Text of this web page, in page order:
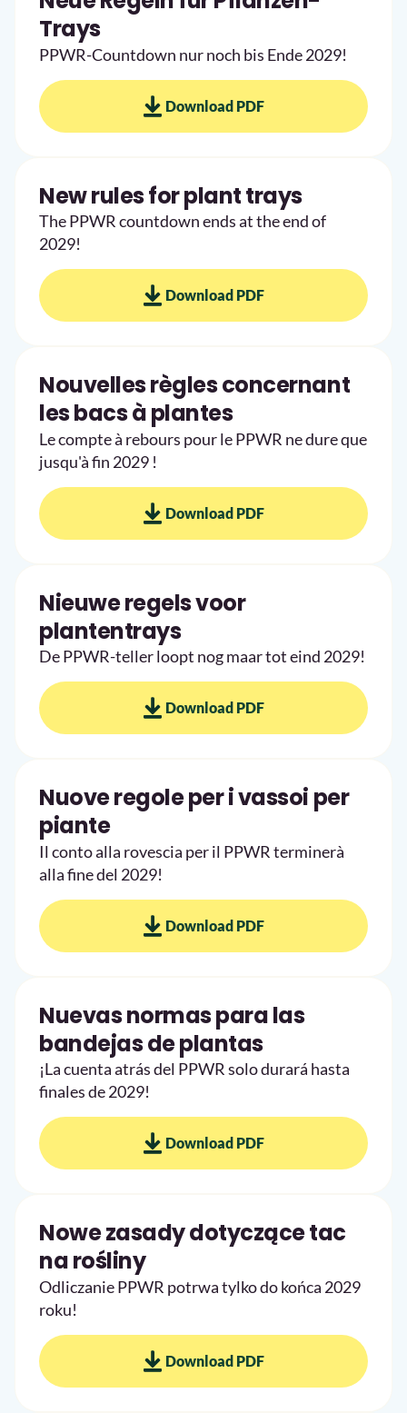
Trays
PPWR-Countdown nur noch bis Ende 2029!
Download PDF
New rules for plant trays
The PPWR countdown ends at the end of
2029!
Download PDF
Nouvelles règles concernant
les bacs à plantes
Le compte à rebours pour le PPWR ne dure que
jusqu'à fin 2029 !
Download PDF
Nieuwe regels voor
plantentrays
De PPWR-teller loopt nog maar tot eind 2029!
Download PDF
Nuove regole per i vassoi per
piante
Il conto alla rovescia per il PPWR terminerà
alla fine del 2029!
Download PDF
Nuevas normas para las
bandejas de plantas
¡La cuenta atrás del PPWR solo durará hasta
finales de 2029!
Download PDF
Nowe zasady dotyczące tac
na rośliny
Odliczanie PPWR potrwa tylko do końca 2029
roku!
Download PDF